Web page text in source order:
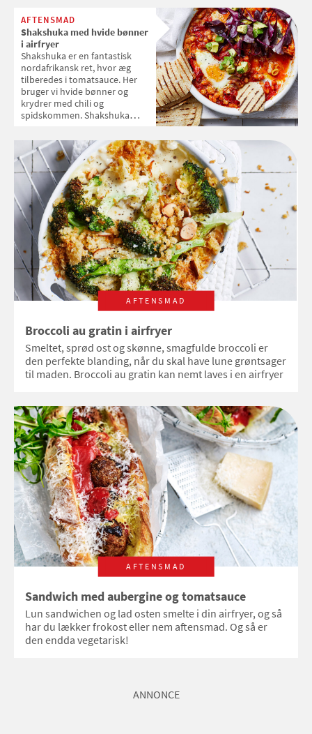
AFTENSMAD
Shakshuka med hvide bønner
i airfryer
Shakshuka er en fantastisk
nordafrikansk ret, hvor æg
tilberedes i tomatsauce. Her
bruger vi hvide bønner og
krydrer med chili og
spidskommen. Shakshuka
supernem at lave i en airfryer
AFTENSMAD
Broccoli au gratin i airfryer
Smeltet, sprød ost og skønne, smagfulde broccoli er
den perfekte blanding, når du skal have lune grøntsager
til maden. Broccoli au gratin kan nemt laves i en airfryer
AFTENSMAD
Sandwich med aubergine og tomatsauce
Lun sandwichen og lad osten smelte i din airfryer, og så
har du lækker frokost eller nem aftensmad. Og så er
den endda vegetarisk!
ANNONCE